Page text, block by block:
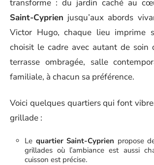
transforme : du jardin caché au
Saint-Cyprien jusqu’aux abords
Victor Hugo, chaque lieu imprime
choisit le cadre avec autant de soin
terrasse ombragée, salle
familiale, à chacun sa préférence.
Voici quelques quartiers qui font
grillade :
Le quartier Saint-Cyprien propose
grillades où l’ambiance est aussi
cuisson est précise.